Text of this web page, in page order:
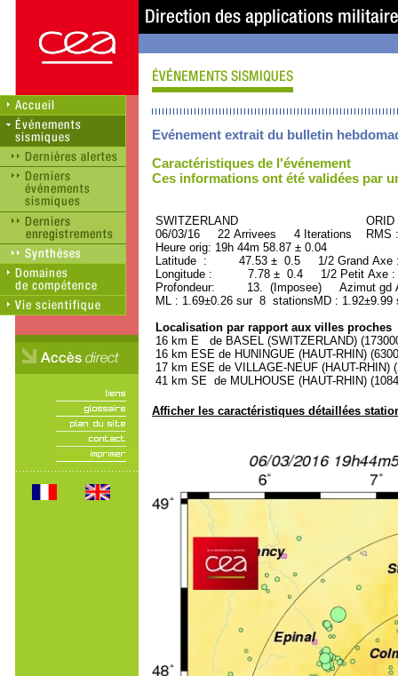
Evénement extrait du bulletin
Caractéristiques de l'événement
Ces informations ont été validées par
SWITZERLAND ORID :
06/03/16 22 Arrivees 4 Iterations RMS
Heure orig: 19h 44m 58.87 ± 0.04
Latitude : 47.53 ± 0.5 1/2 Grand
Longitude : 7.78 ± 0.4 1/2 Petit Axe
Profondeur: 13. (Imposee) Azimut gd
ML : 1.69±0.26 sur 8 stationsMD :
Localisation par rapport aux villes proches
16 km E de BASEL (SWITZERLAND)
16 km ESE de HUNINGUE (HAUT-RHIN)
17 km ESE de VILLAGE-NEUF (HAUT-RHIN)
41 km SE de MULHOUSE (HAUT-RHIN)
Afficher les caractéristiques détaillées